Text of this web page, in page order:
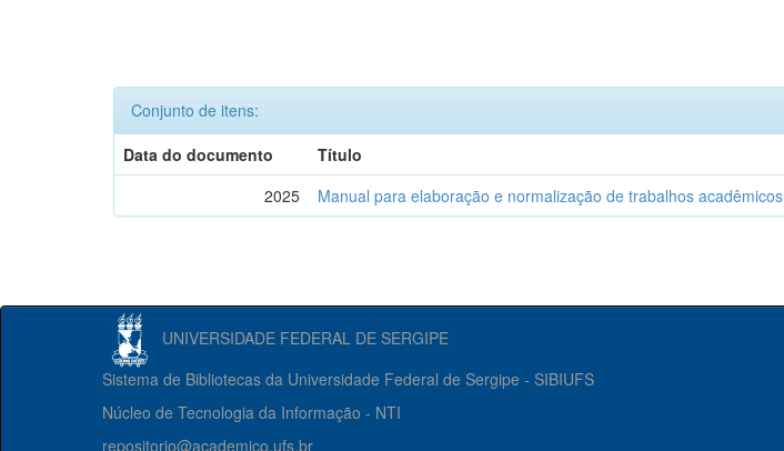
Conjunto de itens:
Data do documento
Título
2025
Manual para elaboração e normalização de trabalhos acadêmicos
UNIVERSIDADE FEDERAL DE SERGIPE
Sistema de Bibliotecas da Universidade Federal de Sergipe - SIBIUFS
Núcleo de Tecnologia da Informação - NTI
repositorio@academico.ufs.br